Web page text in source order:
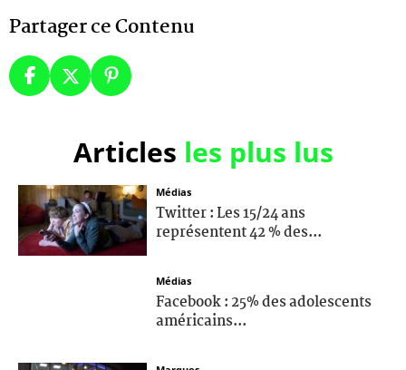
Partager ce Contenu
Articles les plus lus
Médias
Twitter : Les 15/24 ans
représentent 42 % des...
Médias
Facebook : 25% des adolescents
américains...